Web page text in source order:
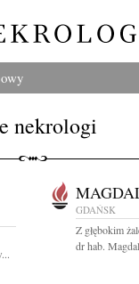
nekrologi
GDAŃSK
Z głębokim
dr hab.